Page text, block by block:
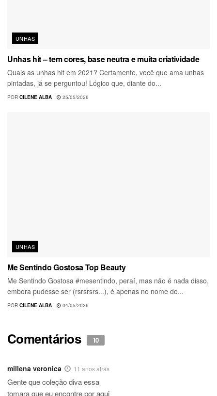
UNHAS
Unhas hit – tem cores, base neutra e muita criatividade
Quais as unhas hit em 2021? Certamente, você que ama unhas
pintadas, já se perguntou! Lógico que, diante do...
POR CILENE ALBA 25/05/2026
UNHAS
Me Sentindo Gostosa Top Beauty
Me Sentindo Gostosa #mesentindo, peraí, mas não é nada disso,
embora pudesse ser (rsrsrsrs...), é apenas no nome do...
POR CILENE ALBA 04/05/2026
Comentários 10
millena veronica 11 anos atrás
Gente que coleção diva essa
tomara que eu encontre por aqui